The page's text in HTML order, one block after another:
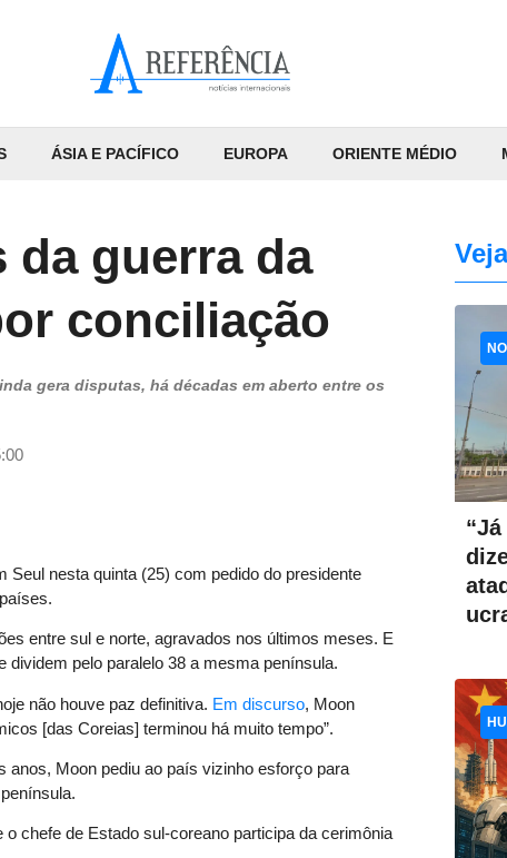
ÁSIA E PACÍFICO EUROPA ORIENTE MÉDIO
da guerra da
conciliação
gera disputas, há décadas em aberto entre os
Seul nesta quinta (25) com pedido do presidente
entre sul e norte, agravados nos últimos meses. E
pelo paralelo 38 a mesma península.
não houve paz definitiva. Em discurso, Moon
[das Coreias] terminou há muito tempo”.
anos, Moon pediu ao país vizinho esforço para
o chefe de Estado sul-coreano participa da cerimônia